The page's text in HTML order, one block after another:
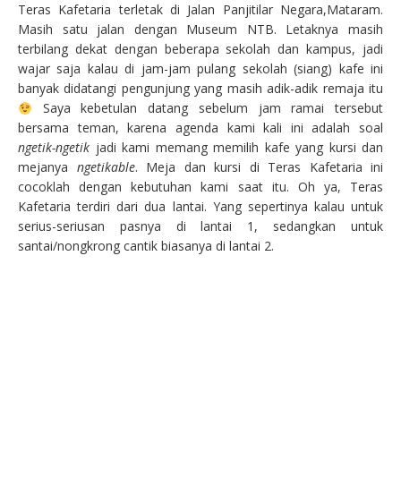
Teras Kafetaria terletak di Jalan Panjitilar Negara,Mataram.
Masih satu jalan dengan Museum NTB. Letaknya masih
terbilang dekat dengan beberapa sekolah dan kampus, jadi
wajar saja kalau di jam-jam pulang sekolah (siang) kafe ini
banyak didatangi pengunjung yang masih adik-adik remaja itu
Saya kebetulan datang sebelum jam ramai tersebut
bersama teman, karena agenda kami kali ini adalah soal
ngetik-ngetik jadi kami memang memilih kafe yang kursi dan
mejanya ngetikable. Meja dan kursi di Teras Kafetaria ini
cocoklah dengan kebutuhan kami saat itu. Oh ya, Teras
Kafetaria terdiri dari dua lantai. Yang sepertinya kalau untuk
serius-seriusan pasnya di lantai 1, sedangkan untuk
santai/nongkrong cantik biasanya di lantai 2.